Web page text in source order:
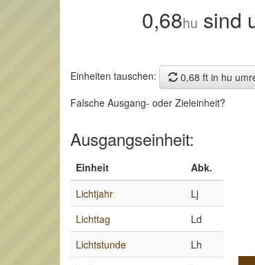
0,68hu sind
Einheiten tauschen:
0,68 ft in hu
Falsche Ausgang- oder Zieleinheit?
Ausgangseinheit:
Einheit
Abk.
Lichtjahr
Lj
Lichttag
Ld
Lichtstunde
Lh